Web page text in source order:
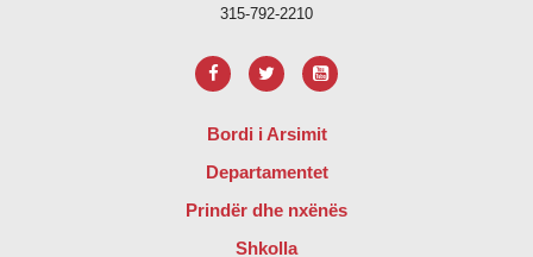
315-792-2210
Bordi i Arsimit
Departamentet
Prindër dhe nxënës
Shkolla